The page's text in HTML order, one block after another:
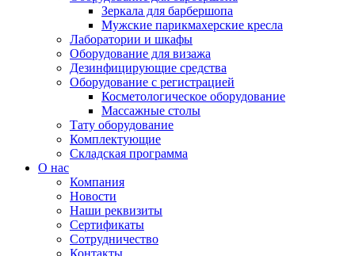
Зеркала для барбершопа
Мужские парикмахерские кресла
Лаборатории и шкафы
Оборудование для визажа
Дезинфицирующие средства
Оборудование с регистрацией
Косметологическое оборудование
Массажные столы
Тату оборудование
Комплектующие
Складская программа
О нас
Компания
Новости
Наши реквизиты
Сертификаты
Сотрудничество
Контакты